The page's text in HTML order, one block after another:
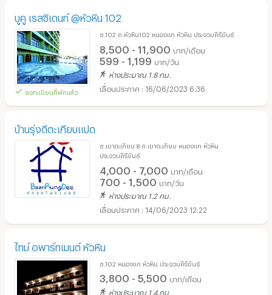
บูคู เรสซิเดนท์ @หัวหิน 102
ลงทะเบียนที่พักแล้ว
ซ.102 ถ.หัวหิน102 หนองแก หัวหิน ประจวบคีรีขันธ์
8,500 - 11,900 บาท/เดือน
599 - 1,199 บาท/วัน
ห่างประมาณ 1.8 กม.
16/06/2023 6:36
บ้านรุ่งดีตะเกียบแปด
ซ.เขาตะเกียบ 8 ถ.เขาตะเกียบ หนองแก หัวหิน
ประจวบคีรีขันธ์
4,000 - 7,000 บาท/เดือน
700 - 1,500 บาท/วัน
ห่างประมาณ 1.2 กม.
14/06/2023 12:22
ไทม์ อพาร์ทเมนต์ หัวหิน
ซ.102 หนองแก หัวหิน ประจวบคีรีขันธ์
3,800 - 5,500 บาท/เดือน
ห่างประมาณ 1.4 กม.